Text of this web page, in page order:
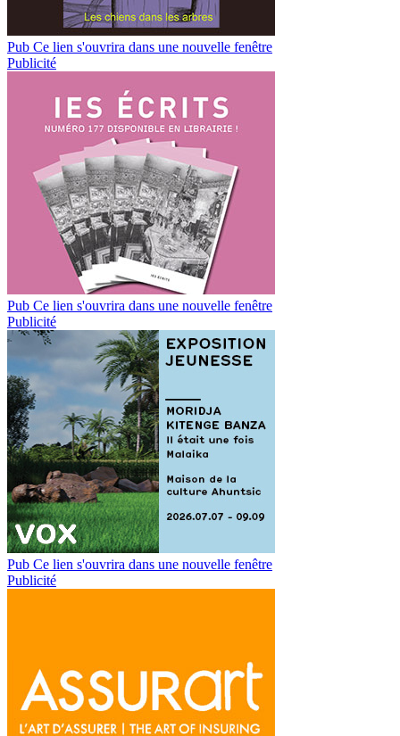
Pub Ce lien s'ouvrira dans une nouvelle fenêtre
Publicité
Pub Ce lien s'ouvrira dans une nouvelle fenêtre
Publicité
Pub Ce lien s'ouvrira dans une nouvelle fenêtre
Publicité